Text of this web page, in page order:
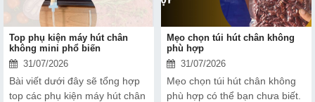
Top phụ kiện máy hút chân
không mini phổ biến
31/07/2026
Bài viết dưới đây sẽ tổng hợp
top các phụ kiện máy hút chân
Mẹo chọn túi hút chân không
phù hợp
31/07/2026
Mẹo chọn túi hút chân không
phù hợp có thể bạn chưa biết.